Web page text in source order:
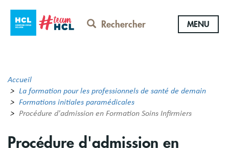
contenu
Rechercher MENU
Accueil
La formation pour les professionnels de santé de demain
Formations initiales paramédicales
Procédure d'admission en Formation Soins Infirmiers
Procédure d'admission en